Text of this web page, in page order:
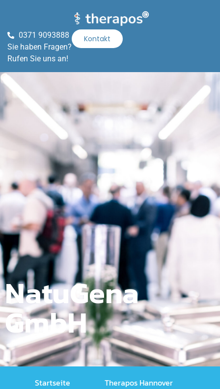
0371 9093888
Sie haben Fragen?
Rufen Sie uns an!
Kontakt
NatuGena
GmbH
Startseite
Therapos Hannover